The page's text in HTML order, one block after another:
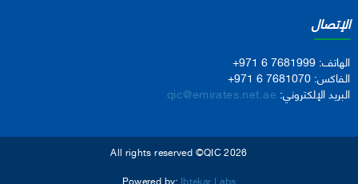
الإتصال
الهاتف: +971 6 7681999
الفاكس: +971 6 7681070
البريد الإلكتروني: qic@emirates.net.ae
All rights reserved ©QIC 2026
Powered by: Ibtekar Labs